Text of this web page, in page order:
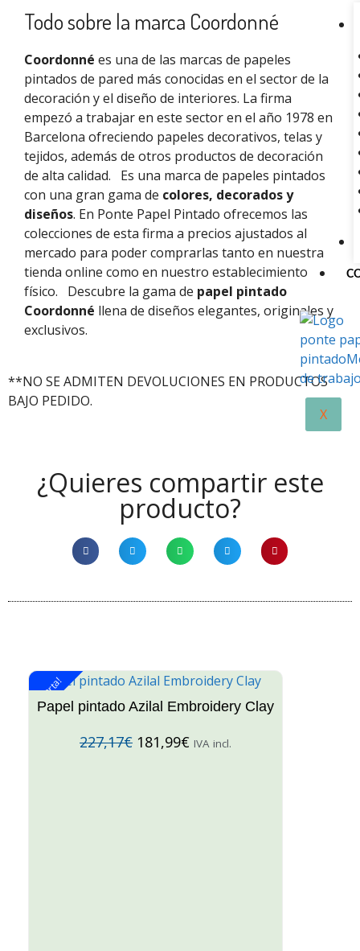
X
Todo sobre la marca Coordonné
Coordonné es una de las marcas de papeles
pintados de pared más conocidas en el sector de la
decoración y el diseño de interiores. La firma
empezó a trabajar en este sector en el año 1978 en
Barcelona ofreciendo papeles decorativos, telas y
tejidos, además de otros productos de decoración
de alta calidad.
Es una marca de papeles pintados
con una gran gama de colores, decorados y
diseños. En Ponte Papel Pintado ofrecemos las
colecciones de esta firma a precios ajustados al
mercado para poder comprarlas tanto en nuestra
tienda online como en nuestro establecimiento
físico.
Descubre la gama de papel pintado
Coordonné llena de diseños elegantes, originales y
exclusivos.
**NO SE ADMITEN DEVOLUCIONES EN PRODUCTOS
BAJO PEDIDO.
¿Quieres compartir este
producto?
¡Oferta!
Papel pintado Azilal Embroidery Clay
227,17€ 181,99€ IVA incl.